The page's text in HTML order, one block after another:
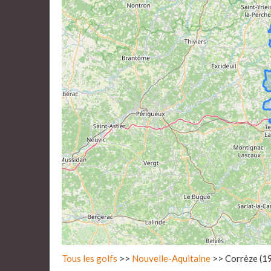
Tous les golfs >> Nouvelle-Aquitaine >> Corrèze